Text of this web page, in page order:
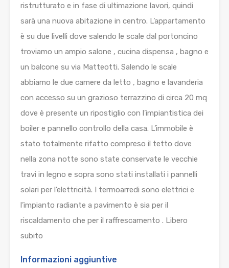
ristrutturato e in fase di ultimazione lavori, quindi
sarà una nuova abitazione in centro. L’appartamento
è su due livelli dove salendo le scale dal portoncino
troviamo un ampio salone , cucina dispensa , bagno e
un balcone su via Matteotti. Salendo le scale
abbiamo le due camere da letto , bagno e lavanderia
con accesso su un grazioso terrazzino di circa 20 mq
dove è presente un ripostiglio con l’impiantistica dei
boiler e pannello controllo della casa. L’immobile è
stato totalmente rifatto compreso il tetto dove
nella zona notte sono state conservate le vecchie
travi in legno e sopra sono stati installati i pannelli
solari per l’elettricità. I termoarredi sono elettrici e
l’impianto radiante a pavimento è sia per il
riscaldamento che per il raffrescamento . Libero
subito
Informazioni aggiuntive